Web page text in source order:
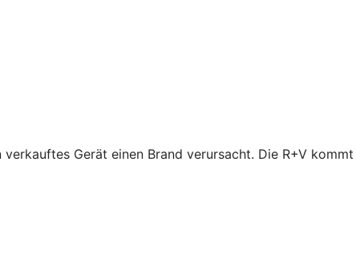
Gerät einen Brand verursacht. Die R+V